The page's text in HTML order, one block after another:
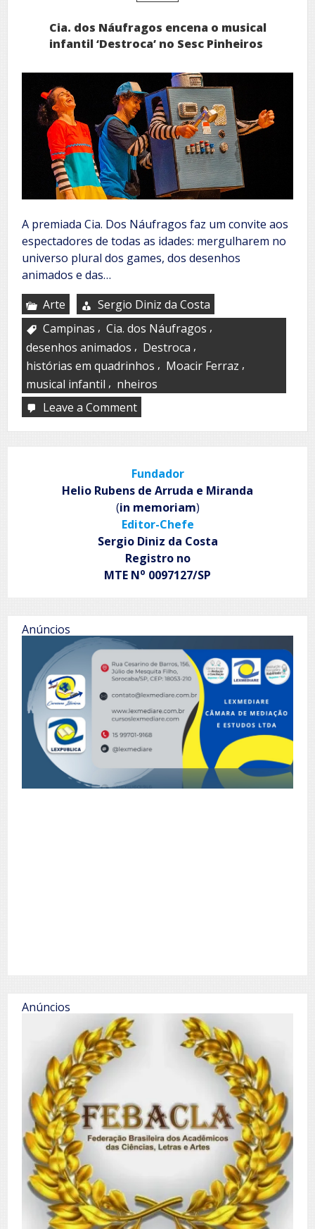
Cia. dos Náufragos encena o musical
infantil ‘Destroca’ no Sesc Pinheiros
A premiada Cia. Dos Náufragos faz um convite aos
espectadores de todas as idades: mergulharem no
universo plural dos games, dos desenhos
animados e das…
Arte
Sergio Diniz da Costa
Campinas , Cia. dos Náufragos ,
desenhos animados , Destroca ,
histórias em quadrinhos , Moacir Ferraz ,
musical infantil , nheiros
Leave a Commenton
dos
o
musical
infantil ‘Destroca’ no
Sesc
Pinheiros
Fundador
Helio Rubens de Arruda e Miranda
(in memoriam)
Editor-Chefe
Sergio Diniz da Costa
Registro no
MTE No 0097127/SP
Anúncios
Anúncios